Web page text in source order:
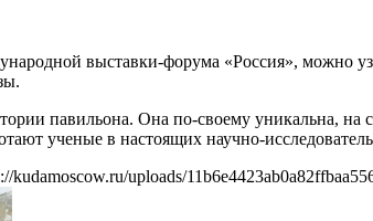
выставки-форума «Россия», можно
павильона. Она по-своему уникальна, на
ученые в настоящих научно-
kudamoscow.ru/uploads/